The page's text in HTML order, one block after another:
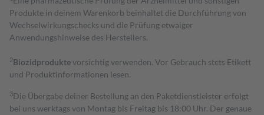
Produkte in deinem Warenkorb beinhaltet die Durchführung von
Wechselwirkungschecks und die Prüfung etwaiger
Anwendungshinweise des Herstellers.
2Biozidproduktevorsichtig verwenden. Vor Gebrauch stets Etikett
und Produktinformationen lesen.
3Die Übergabe deiner Bestellung an den Paketdienstleister erfolgt
bei uns werktags von Montag bis Freitag bis 18:00 Uhr. Der genaue